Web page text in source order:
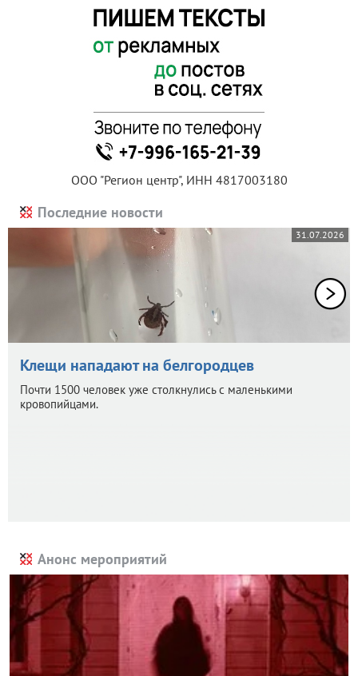
ООО "Регион центр", ИНН 4817003180
Последние новости
31.07.2026
Клещи нападают на белгородцев
Почти 1500 человек уже столкнулись с маленькими
кровопийцами.
Анонс мероприятий